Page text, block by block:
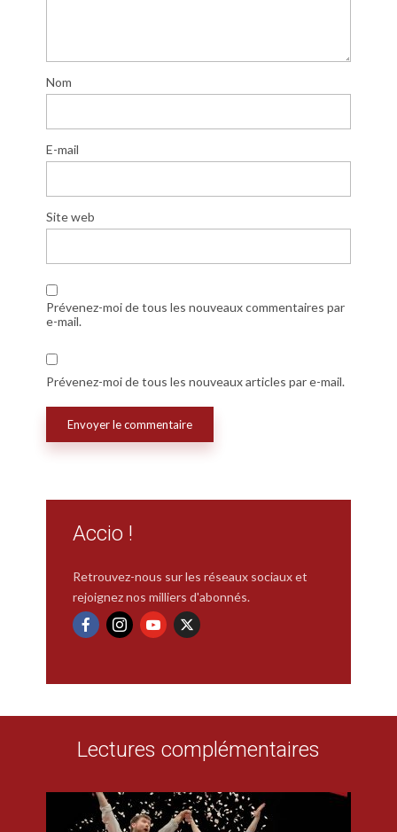
Nom
E-mail
Site web
Prévenez-moi de tous les nouveaux commentaires par
e-mail.
Prévenez-moi de tous les nouveaux articles par e-mail.
Accio !
Retrouvez-nous sur les réseaux sociaux et
rejoignez nos milliers d'abonnés.
Lectures complémentaires